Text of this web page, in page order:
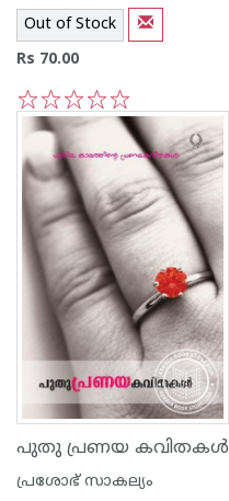
Out of Stock
Rs 70.00
5
4
3
2
1
പുതു പ്രണയ കവിതകള്‍
പ്രശോഭ് സാകല്യം